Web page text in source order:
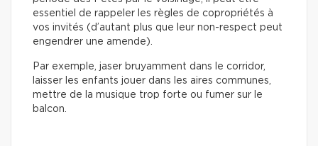
essentiel de rappeler les règles de copropriétés à
vos invités (d’autant plus que leur non-respect peut
engendrer une amende).
Par exemple, jaser bruyamment dans le corridor,
laisser les enfants jouer dans les aires communes,
mettre de la musique trop forte ou fumer sur le
balcon.